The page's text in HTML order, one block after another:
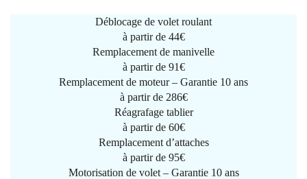
Déblocage de volet roulant
à partir de 44€
Remplacement de manivelle
à partir de 91€
Remplacement de moteur – Garantie 10 ans
à partir de 286€
Réagrafage tablier
à partir de 60€
Remplacement d’attaches
à partir de 95€
Motorisation de volet – Garantie 10 ans